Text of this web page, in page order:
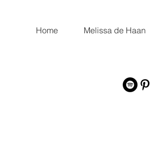
Home Melissa de Haan